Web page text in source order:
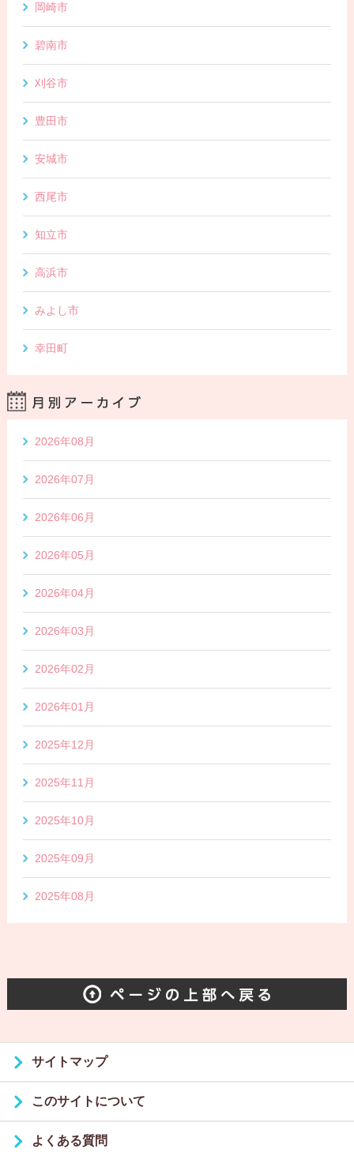
岡崎市
碧南市
刈谷市
豊田市
安城市
西尾市
知立市
高浜市
みよし市
幸田町
2026年08月
2026年07月
2026年06月
2026年05月
2026年04月
2026年03月
2026年02月
2026年01月
2025年12月
2025年11月
2025年10月
2025年09月
2025年08月
サイトマップ
このサイトについて
よくある質問